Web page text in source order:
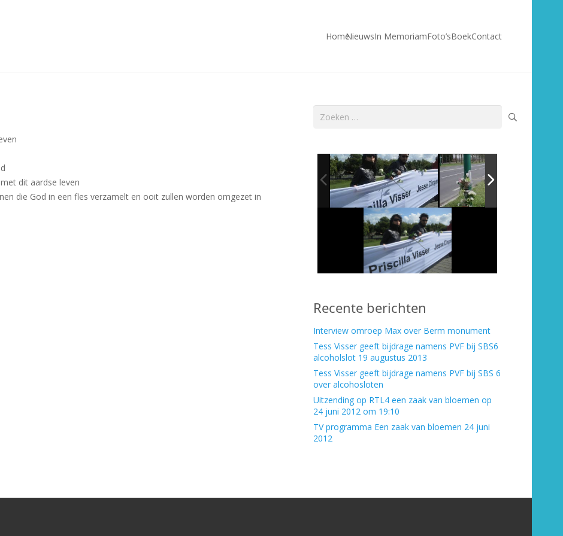
HomeNieuwsIn MemoriamFoto’sBoekContact
dit aardse leven
die God in een fles verzamelt en ooit zullen worden omgezet in
Zoeken
Recente berichten
Interview omroep Max over Berm monument
Tess Visser geeft bijdrage namens PVF bij SBS6
alcoholslot 19 augustus 2013
Tess Visser geeft bijdrage namens PVF bij SBS 6
over alcohosloten
Uitzending op RTL4 een zaak van bloemen op
24 juni 2012 om 19:10
TV programma Een zaak van bloemen 24 juni
2012